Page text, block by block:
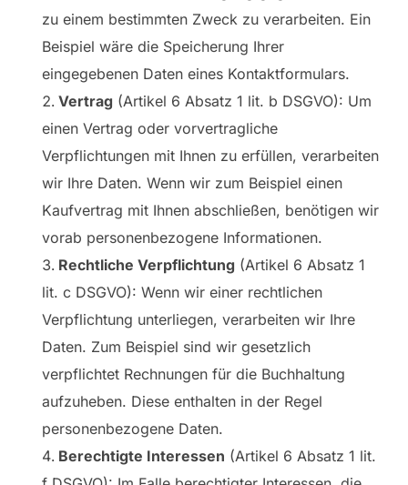
zu einem bestimmten Zweck zu verarbeiten. Ein
Beispiel wäre die Speicherung Ihrer
eingegebenen Daten eines Kontaktformulars.
Vertrag (Artikel 6 Absatz 1 lit. b DSGVO): Um
einen Vertrag oder vorvertragliche
Verpflichtungen mit Ihnen zu erfüllen, verarbeiten
wir Ihre Daten. Wenn wir zum Beispiel einen
Kaufvertrag mit Ihnen abschließen, benötigen wir
vorab personenbezogene Informationen.
Rechtliche Verpflichtung (Artikel 6 Absatz 1
lit. c DSGVO): Wenn wir einer rechtlichen
Verpflichtung unterliegen, verarbeiten wir Ihre
Daten. Zum Beispiel sind wir gesetzlich
verpflichtet Rechnungen für die Buchhaltung
aufzuheben. Diese enthalten in der Regel
personenbezogene Daten.
Berechtigte Interessen (Artikel 6 Absatz 1 lit.